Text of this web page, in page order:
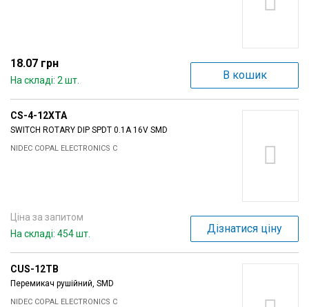
18.07 грн
На складі: 2 шт. В кошик
CS-4-12XTA
SWITCH ROTARY DIP SPDT 0.1A 16V SMD
NIDEC COPAL ELECTRONICS C
Ціна за запитом
На складі: 454 шт.
Дізнатися ціну
CUS-12TB
Перемикач рушійний, SMD
NIDEC COPAL ELECTRONICS C